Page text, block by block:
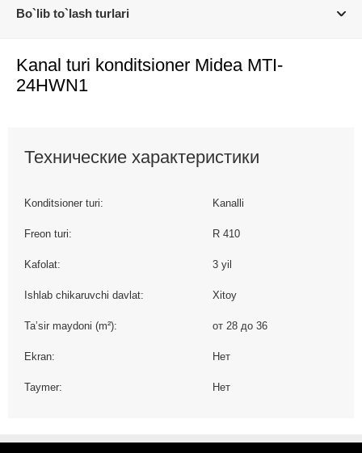
Bo`lib to`lash turlari
Kanal turi konditsioner Midea MTI-
24HWN1
Технические характеристики
Konditsioner turi: Kanalli
Freon turi: R 410
Kafolat: 3 yil
Ishlab chikaruvchi davlat: Xitoy
Taʼsir maydoni (m²): от 28 до 36
Ekran: Нет
Taymer: Нет